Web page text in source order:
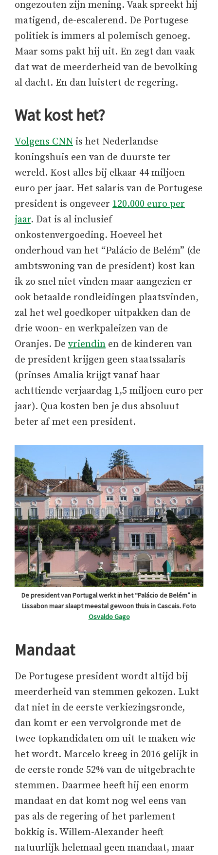
ongezouten zijn mening. Vaak spreekt hij
matigend, de-escalerend. De Portugese
politiek is immers al polemisch genoeg.
Maar soms pakt hij uit. En zegt dan vaak
dat wat de meerderheid van de bevolking
al dacht. En dan luistert de regering.
Wat kost het?
Volgens CNN is het Nederlandse
koningshuis een van de duurste ter
wereld. Kost alles bij elkaar 44 miljoen
euro per jaar. Het salaris van de Portugese
president is ongeveer 120.000 euro per
jaar. Dat is al inclusief
onkostenvergoeding. Hoeveel het
onderhoud van het “Palácio de Belém” (de
ambtswoning van de president) kost kan
ik zo snel niet vinden maar aangezien er
ook betaalde rondleidingen plaatsvinden,
zal het wel goedkoper uitpakken dan de
drie woon- en werkpaleizen van de
Oranjes. De vriendin en de kinderen van
de president krijgen geen staatssalaris
(prinses Amalia krijgt vanaf haar
achttiende verjaardag 1,5 miljoen euro per
jaar). Qua kosten ben je dus absoluut
beter af met een president.
De president van Portugal werkt in het “Palácio de Belém” in
Lissabon maar slaapt meestal gewoon thuis in Cascais. Foto
Osvaldo Gago
Mandaat
De Portugese president wordt altijd bij
meerderheid van stemmen gekozen. Lukt
dat niet in de eerste verkiezingsronde,
dan komt er een vervolgronde met de
twee topkandidaten om uit te maken wie
het wordt. Marcelo kreeg in 2016 gelijk in
de eerste ronde 52% van de uitgebrachte
stemmen. Daarmee heeft hij een enorm
mandaat en dat komt nog wel eens van
pas als de regering of het parlement
bokkig is. Willem-Alexander heeft
natuurlijk helemaal geen mandaat, maar